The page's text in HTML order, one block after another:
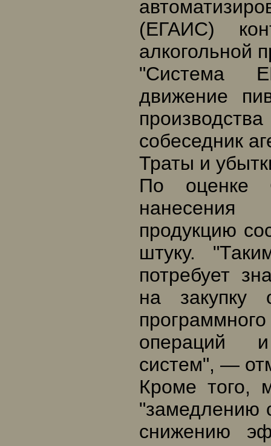
(ЕГАИС)
алкогольной
"Система
движение
собеседник
Траты и
По оценке
нанесения
продукцию
штуку.
потребует
на закупку
операций
систем", —
Кроме того,
"замедлению
снижению